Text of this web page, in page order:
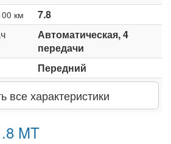
км
7.8
Автоматическая, 4
передачи
Передний
все характеристики
MT